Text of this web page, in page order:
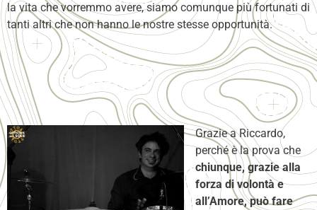
la vita che vorremmo avere, siamo comunque più fortunati di
tanti altri che non hanno le nostre stesse opportunità.
Grazie a Riccardo,
perché è la prova che
chiunque, grazie alla
forza di volontà e
all’Amore, può fare